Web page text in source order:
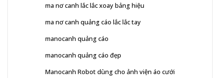
ma nơ canh lắc lắc xoay bảng hiệu
ma nơ canh quảng cáo lắc lắc tay
manocanh quảng cáo
manocanh quảng cáo đẹp
Manocanh Robot dùng cho ảnh viện áo cưới